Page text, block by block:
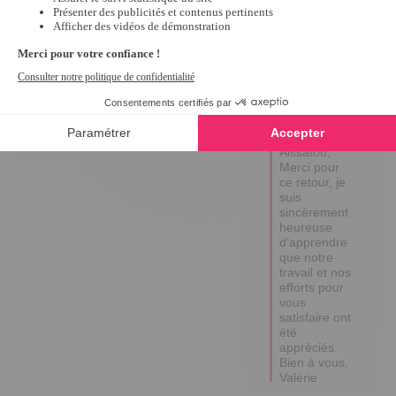
Avis du
une expérience du
Réponse de
tempsl.fr
Bonjour
Aissatou,
Merci pour
ce retour, je
suis
sincèrement
heureuse
d’apprendre
que notre
travail et nos
efforts pour
vous
satisfaire ont
été
appréciés.
Bien à vous,
Valérie